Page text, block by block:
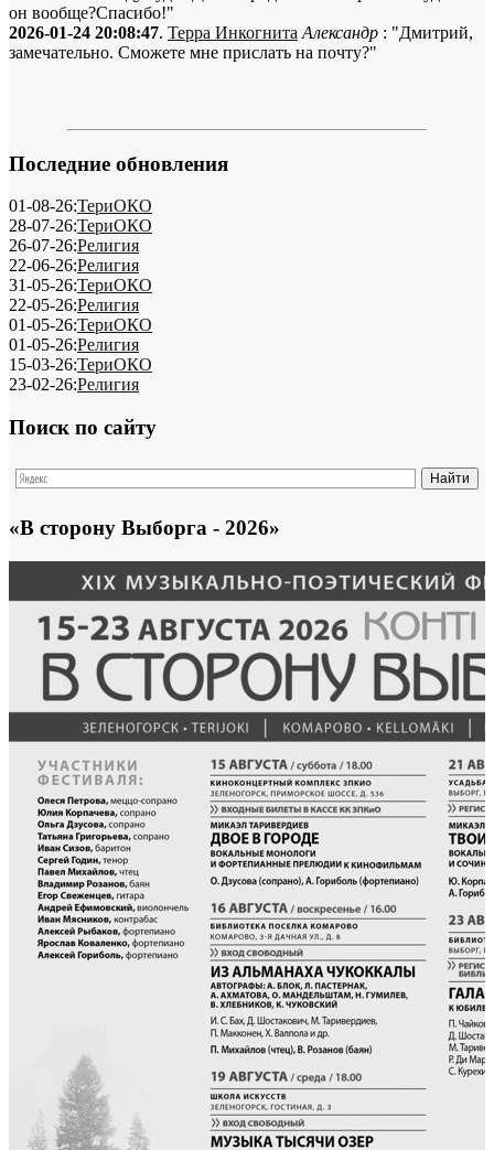
он вообще?Спасибо!"
2026-01-24 20:08:47. Терра Инкогнита Александр : "Дмитрий,
замечательно. Сможете мне прислать на почту?"
Последние обновления
01-08-26:ТериОКО
28-07-26:ТериОКО
26-07-26:Религия
22-06-26:Религия
31-05-26:ТериОКО
22-05-26:Религия
01-05-26:ТериОКО
01-05-26:Религия
15-03-26:ТериОКО
23-02-26:Религия
Поиск по сайту
«В сторону Выборга - 2026»